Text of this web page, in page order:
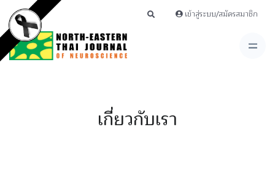
เข้าสู่ระบบ/สมัครสมาชิก
เกี่ยวกับเรา